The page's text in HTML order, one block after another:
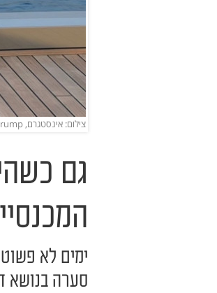
צילום: אינסטגרם, ivankatrump
גם
ימים לא
סערה בנושא